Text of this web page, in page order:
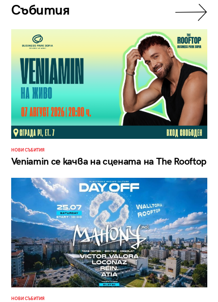
Събития
НОВИ СЪБИТИЯ
Veniamin се качва на сцената на The Rooftop
НОВИ СЪБИТИЯ